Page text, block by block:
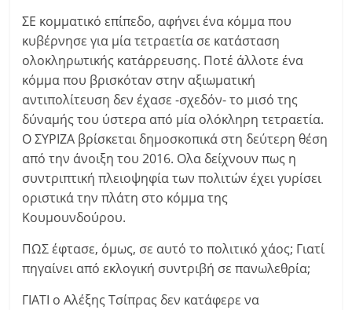
ΣΕ κομματικό επίπεδο, αφήνει ένα κόμμα που
κυβέρνησε για μία τετραετία σε κατάσταση
ολοκληρωτικής κατάρρευσης. Ποτέ άλλοτε ένα
κόμμα που βρισκόταν στην αξιωματική
αντιπολίτευση δεν έχασε -σχεδόν- το μισό της
δύναμής του ύστερα από μία ολόκληρη τετραετία.
Ο ΣΥΡΙΖΑ βρίσκεται δημοσκοπικά στη δεύτερη θέση
από την άνοιξη του 2016. Ολα δείχνουν πως η
συντριπτική πλειοψηφία των πολιτών έχει γυρίσει
οριστικά την πλάτη στο κόμμα της
Κουμουνδούρου.
ΠΩΣ έφτασε, όμως, σε αυτό το πολιτικό χάος; Γιατί
πηγαίνει από εκλογική συντριβή σε πανωλεθρία;
ΓΙΑΤΙ ο Αλέξης Τσίπρας δεν κατάφερε να